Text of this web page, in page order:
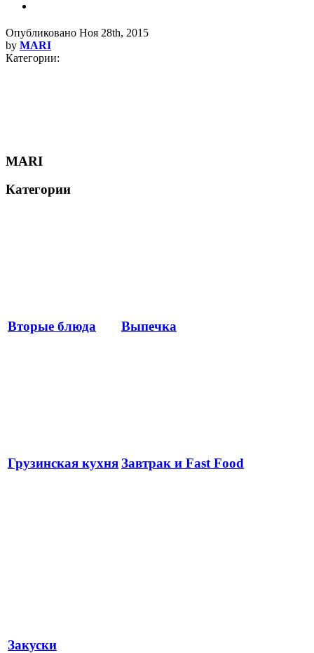
Опубликовано Ноя 28th, 2015
by MARI
Категории:
MARI
Категории
Вторые блюда Выпечка
Грузинская кухняЗавтрак и Fast Food
Закуски